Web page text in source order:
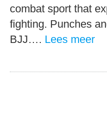
combat sport that
fighting. Punches
BJJ…. Lees meer